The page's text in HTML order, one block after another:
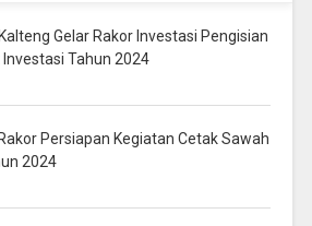
Gelar Rakor Investasi Pengisian
Tahun 2024
Persiapan Kegiatan Cetak Sawah
2024